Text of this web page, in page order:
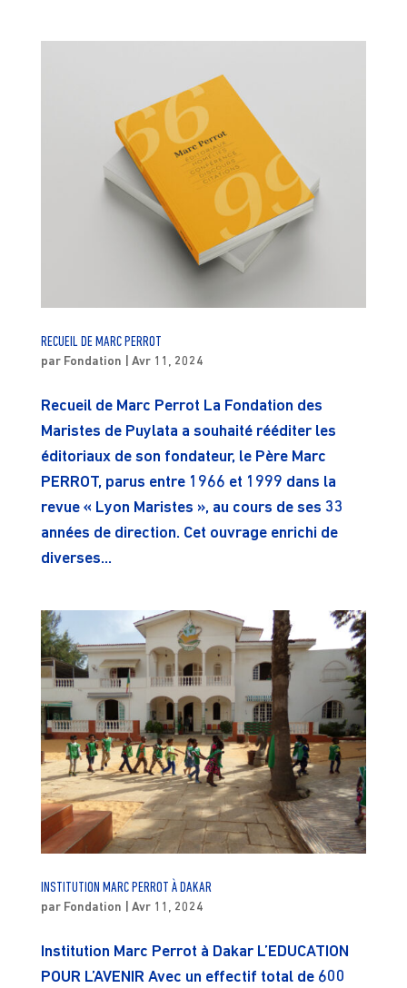
RECUEIL DE MARC PERROT
par Fondation Avr 11, 2024
Recueil de Marc Perrot La Fondation des
Maristes de Puylata a souhaité rééditer les
éditoriaux de son fondateur, le Père Marc
PERROT, parus entre 1966 et 1999 dans la
revue « Lyon Maristes », au cours de ses 33
années de direction. Cet ouvrage enrichi de
diverses...
INSTITUTION MARC PERROT À DAKAR
par Fondation Avr 11, 2024
Institution Marc Perrot à Dakar L’EDUCATION
POUR L’AVENIR Avec un effectif total de 600